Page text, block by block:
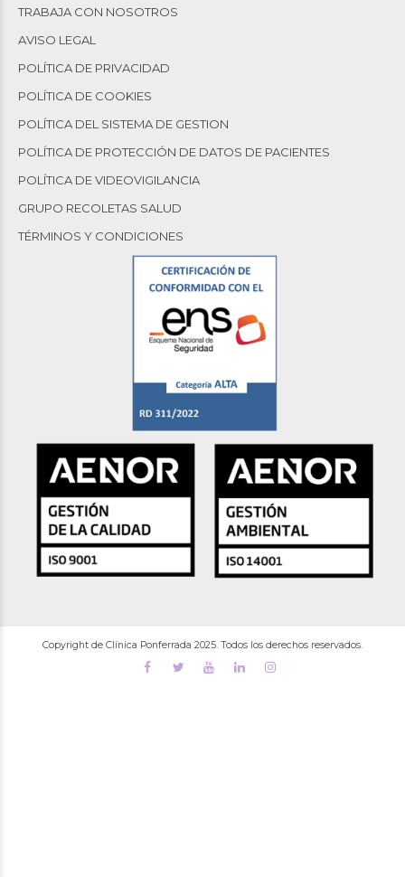
TRABAJA CON NOSOTROS
AVISO LEGAL
POLÍTICA DE PRIVACIDAD
POLÍTICA DE COOKIES
POLÍTICA DEL SISTEMA DE GESTION
POLÍTICA DE PROTECCIÓN DE DATOS DE PACIENTES
POLÍTICA DE VIDEOVIGILANCIA
GRUPO RECOLETAS SALUD
TÉRMINOS Y CONDICIONES
Copyright de Clínica Ponferrada 2025. Todos los derechos reservados.